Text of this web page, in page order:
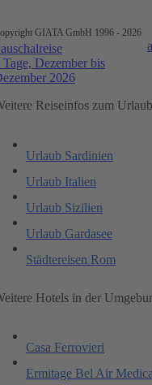
GIATA GmbH 1996 - 2026
Tage, Dezember bis
2026
Reiseinfos zum
Urlaub Sardinien
Urlaub Italien
Urlaub Sizilien
Urlaub Gardasee
Städtereisen Rom
Hotels in der
Casa Ferrovieri
Ermitage Bel Air